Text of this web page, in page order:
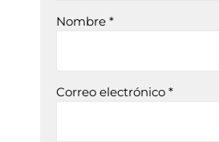
Nombre *
Correo electrónico *